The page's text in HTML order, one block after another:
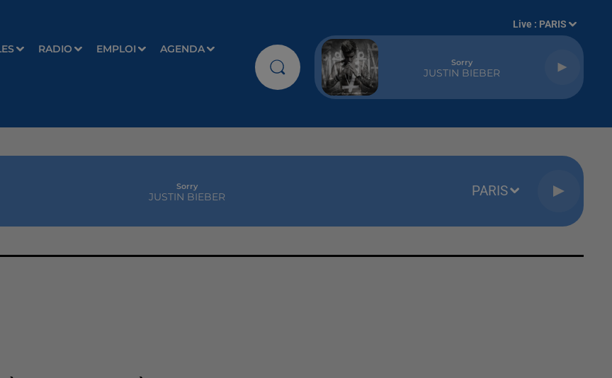
RADIO EMPLOI AGENDA
Live : PARIS
Sorry
JUSTIN BIEBER
Sorry
JUSTIN BIEBER PARIS